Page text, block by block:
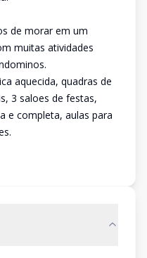
de morar em um
muitas atividades
aquecida, quadras de
3 saloes de festas,
e completa, aulas para